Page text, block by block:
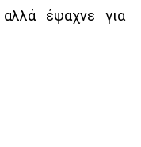
αλλά έψαχνε για